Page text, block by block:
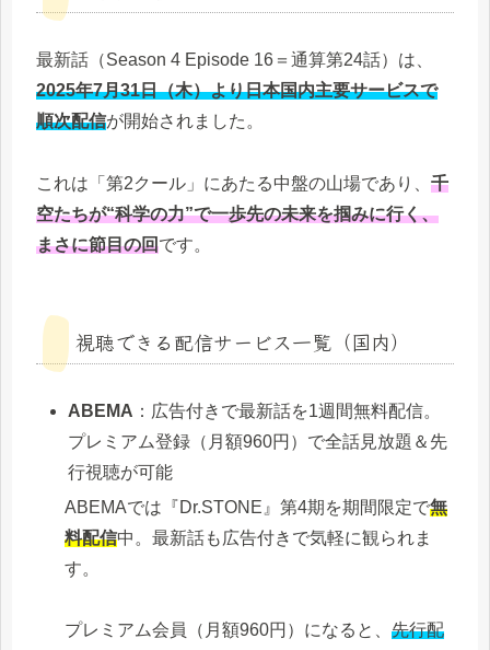
最新話（Season 4 Episode 16＝通算第24話）は、
2025年7月31日（木）より日本国内主要サービスで
順次配信が開始されました。
これは「第2クール」にあたる中盤の山場であり、 千
空たちが“科学の力”で一歩先の未来を掴みに行く、
まさに節目の回です。
視聴できる配信サービス一覧（国内）
ABEMA ：広告付きで最新話を1週間無料配信。
プレミアム登録（月額960円）で全話見放題＆先
行視聴が可能
ABEMAでは『Dr.STONE』第4期を期間限定で無
料配信中。最新話も広告付きで気軽に観られま
す。
プレミアム会員（月額960円）になると、 先行配